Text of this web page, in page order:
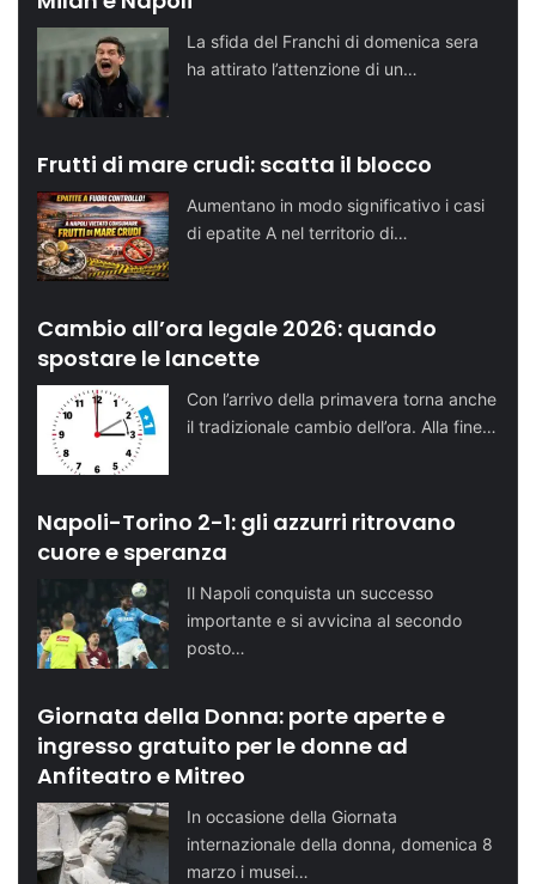
La sfida del Franchi di domenica sera
ha attirato l’attenzione di un…
Frutti di mare crudi: scatta il blocco
Aumentano in modo significativo i casi
di epatite A nel territorio di…
Cambio all’ora legale 2026: quando
spostare le lancette
Con l’arrivo della primavera torna anche
il tradizionale cambio dell’ora. Alla fine…
Napoli-Torino 2-1: gli azzurri ritrovano
cuore e speranza
Il Napoli conquista un successo
importante e si avvicina al secondo
posto…
Giornata della Donna: porte aperte e
ingresso gratuito per le donne ad
Anfiteatro e Mitreo
In occasione della Giornata
internazionale della donna, domenica 8
marzo i musei…